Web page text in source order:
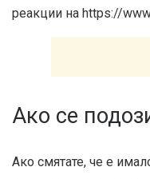
реакции на https://
Ако се
Ако смятате, че е